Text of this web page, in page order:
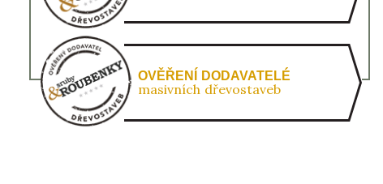
OVĚŘENÍ DODAVATELÉ
masivních dřevostaveb